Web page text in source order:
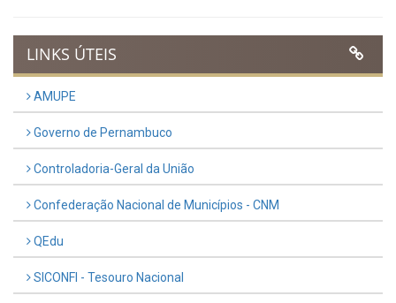
LINKS ÚTEIS
AMUPE
Governo de Pernambuco
Controladoria-Geral da União
Confederação Nacional de Municípios - CNM
QEdu
SICONFI - Tesouro Nacional